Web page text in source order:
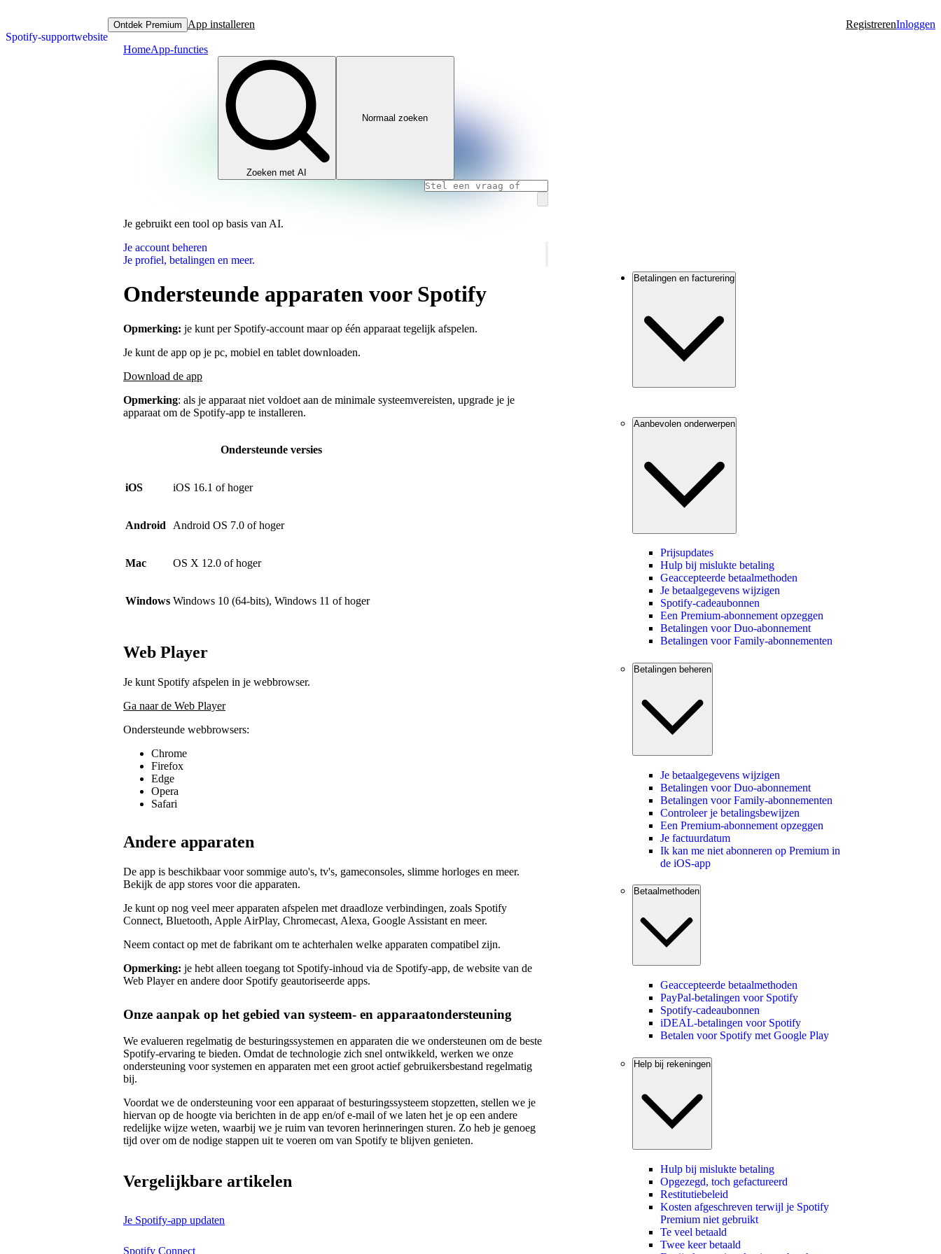
Spotify-supportwebsite
Ontdek Premium App installeren RegistrerenInloggen
HomeApp-functies
Zoeken met AI
Normaal zoeken
Je gebruikt een tool op basis van AI.
Je account beheren
Je profiel, betalingen en meer.
Ondersteunde apparaten voor Spotify
Opmerking: je kunt per Spotify-account maar op één apparaat tegelijk afspelen.
Je kunt de app op je pc, mobiel en tablet downloaden.
Download de app
Opmerking: als je apparaat niet voldoet aan de minimale systeemvereisten, upgrade je je
apparaat om de Spotify-app te installeren.
Ondersteunde versies
iOS iOS 16.1 of hoger
Android Android OS 7.0 of hoger
Mac OS X 12.0 of hoger
Windows Windows 10 (64-bits), Windows 11 of hoger
Web Player
Je kunt Spotify afspelen in je webbrowser.
Ga naar de Web Player
Ondersteunde webbrowsers:
Chrome
Firefox
Edge
Opera
Safari
Andere apparaten
De app is beschikbaar voor sommige auto's, tv's, gameconsoles, slimme horloges en meer.
Bekijk de app stores voor die apparaten.
Je kunt op nog veel meer apparaten afspelen met draadloze verbindingen, zoals Spotify
Connect, Bluetooth, Apple AirPlay, Chromecast, Alexa, Google Assistant en meer.
Neem contact op met de fabrikant om te achterhalen welke apparaten compatibel zijn.
Opmerking: je hebt alleen toegang tot Spotify-inhoud via de Spotify-app, de website van de
Web Player en andere door Spotify geautoriseerde apps.
Onze aanpak op het gebied van systeem- en apparaatondersteuning
We evalueren regelmatig de besturingssystemen en apparaten die we ondersteunen om de beste
Spotify-ervaring te bieden. Omdat de technologie zich snel ontwikkeld, werken we onze
ondersteuning voor systemen en apparaten met een groot actief gebruikersbestand regelmatig
bij.
Voordat we de ondersteuning voor een apparaat of besturingssysteem stopzetten, stellen we je
hiervan op de hoogte via berichten in de app en/of e-mail of we laten het je op een andere
redelijke wijze weten, waarbij we je ruim van tevoren herinneringen sturen. Zo heb je genoeg
tijd over om de nodige stappen uit te voeren om van Spotify te blijven genieten.
Vergelijkbare artikelen
Je Spotify-app updaten
Spotify Connect
Betalingen en facturering
Aanbevolen onderwerpen
Prijsupdates
Hulp bij mislukte betaling
Geaccepteerde betaalmethoden
Je betaalgegevens wijzigen
Spotify-cadeaubonnen
Een Premium-abonnement opzeggen
Betalingen voor Duo-abonnement
Betalingen voor Family-abonnementen
Betalingen beheren
Je betaalgegevens wijzigen
Betalingen voor Duo-abonnement
Betalingen voor Family-abonnementen
Controleer je betalingsbewijzen
Een Premium-abonnement opzeggen
Je factuurdatum
Ik kan me niet abonneren op Premium in
de iOS-app
Betaalmethoden
Geaccepteerde betaalmethoden
PayPal-betalingen voor Spotify
Spotify-cadeaubonnen
iDEAL-betalingen voor Spotify
Betalen voor Spotify met Google Play
Help bij rekeningen
Hulp bij mislukte betaling
Opgezegd, toch gefactureerd
Restitutiebeleid
Kosten afgeschreven terwijl je Spotify
Premium niet gebruikt
Te veel betaald
Twee keer betaald